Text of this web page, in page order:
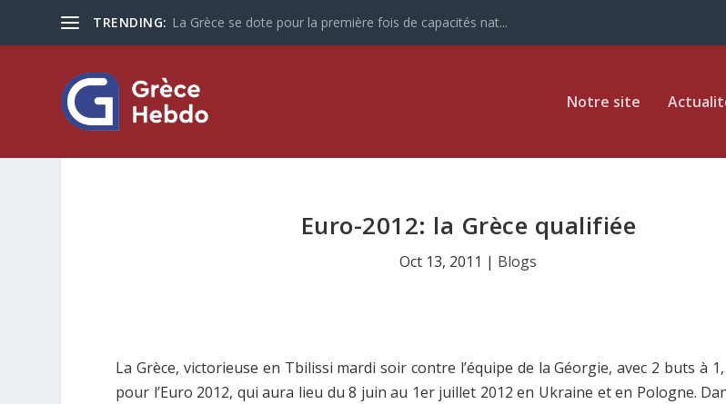
TRENDING: La Grèce se dote pour la première fois de capacités nat...
Notre site
Euro-2012: la Grèce qualifiée
Oct 13, 2011 | Blogs
La Grèce, victorieuse en Tbilissi mardi soir contre l’équipe de la Géorgie, avec 2 buts à 1,
pour l’Euro 2012, qui aura lieu du 8 juin au 1er juillet 2012 en Ukraine et en Pologne.